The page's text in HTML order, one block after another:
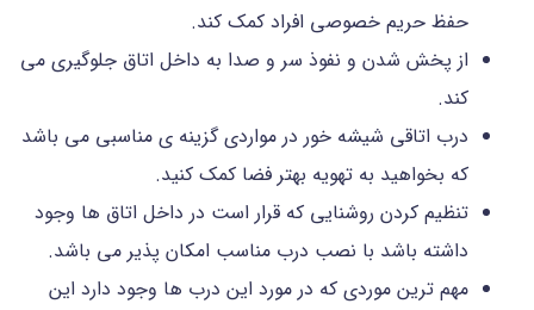
حفظ حریم خصوصی افراد کمک کند.
از پخش شدن و نفوذ سر و صدا به داخل اتاق جلوگیری می
کند.
درب اتاقی شیشه خور در مواردی گزینه ی مناسبی می باشد
که بخواهید به تهویه بهتر فضا کمک کنید.
تنظیم کردن روشنایی که قرار است در داخل اتاق ها وجود
داشته باشد با نصب درب مناسب امکان پذیر می باشد.
مهم ترین موردی که در مورد این درب ها وجود دارد این